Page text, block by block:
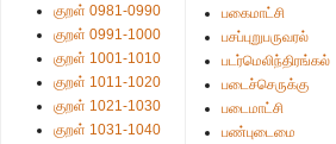
குறள் 0981-0990
குறள் 0991-1000
குறள் 1001-1010
குறள் 1011-1020
குறள் 1021-1030
குறள் 1031-1040
பகைமாட்சி
பசப்புறுபருவரல்
படர்மெலிந்திரங்கல்
படைச்செருக்கு
படைமாட்சி
பண்புடைமை